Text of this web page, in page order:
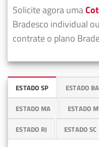
Solicite agora uma
Bradesco individual
contrate o plano
ESTADO SP ESTADO BA
ESTADO MA ESTADO
ESTADO RJ ESTADO SC